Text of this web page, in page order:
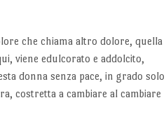
che chiama altro dolore, quella
viene edulcorato e addolcito,
donna senza pace, in grado solo
costretta a cambiare al cambiare